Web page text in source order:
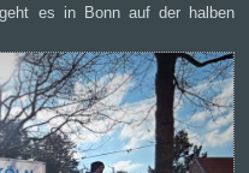
es in Bonn auf der halben